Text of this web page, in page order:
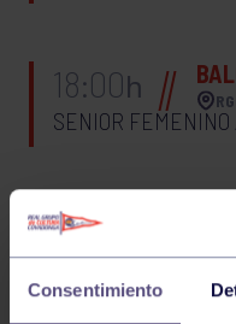
Consentimiento
18:00h
SENIOR
TORNEO ROSARIO